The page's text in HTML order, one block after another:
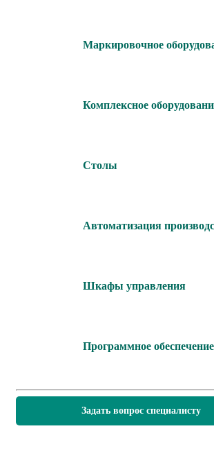
Маркировочное
Комплексное
Столы
Автоматизация
Шкафы управления
Программное обеспечение
Задать вопрос специалисту